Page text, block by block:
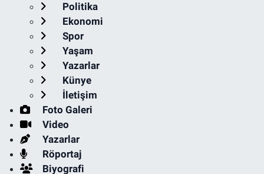
Politika
Ekonomi
Spor
Yaşam
Yazarlar
Künye
İletişim
Foto Galeri
Video
Yazarlar
Röportaj
Biyografi